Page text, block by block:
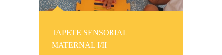
TAPETE SENSORIAL
MATERNAL I/II